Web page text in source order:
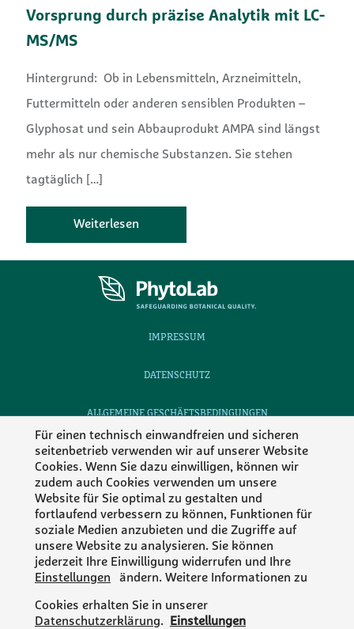
Vorsprung durch präzise Analytik mit LC-
MS/MS
Hintergrund: Ob in Lebensmitteln, Arzneimitteln,
Futtermitteln oder anderen sensiblen Produkten –
Glyphosat und sein Abbauprodukt AMPA sind längst
mehr als nur chemische Substanzen. Sie stehen
tagtäglich […]
Weiterlesen
IMPRESSUM
DATENSCHUTZ
ALLGEMEINE GESCHÄFTSBEDINGUNGEN
KONTAKT
Folgen Sie Phytolab
Für einen technisch einwandfreien und sicheren
seitenbetrieb verwenden wir auf unserer Website
Cookies. Wenn Sie dazu einwilligen, können wir
zudem auch Cookies verwenden um unsere
Website für Sie optimal zu gestalten und
fortlaufend verbessern zu können, Funktionen für
soziale Medien anzubieten und die Zugriffe auf
unsere Website zu analysieren. Sie können
jederzeit Ihre Einwilligung widerrufen und Ihre
Einstellungen
ändern. Weitere Informationen zu
Cookies erhalten Sie in unserer
Datenschutzerklärung. Einstellungen